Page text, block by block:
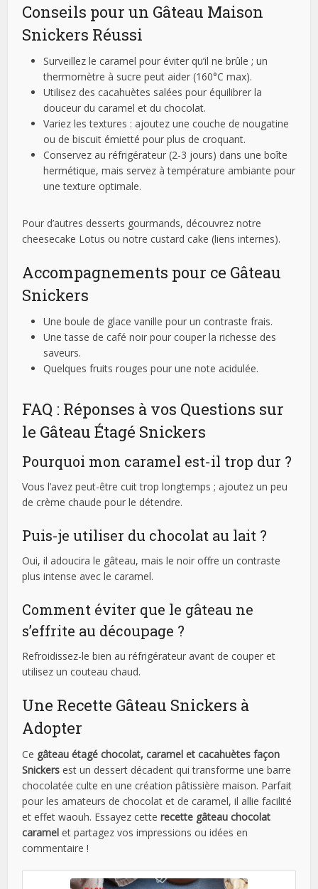
Conseils pour un Gâteau Maison
Snickers Réussi
Surveillez le caramel pour éviter qu’il ne brûle ; un
thermomètre à sucre peut aider (160°C max).
Utilisez des cacahuètes salées pour équilibrer la
douceur du caramel et du chocolat.
Variez les textures : ajoutez une couche de nougatine
ou de biscuit émietté pour plus de croquant.
Conservez au réfrigérateur (2-3 jours) dans une boîte
hermétique, mais servez à température ambiante pour
une texture optimale.
Pour d’autres desserts gourmands, découvrez notre
cheesecake Lotus ou notre custard cake (liens internes).
Accompagnements pour ce Gâteau
Snickers
Une boule de glace vanille pour un contraste frais.
Une tasse de café noir pour couper la richesse des
saveurs.
Quelques fruits rouges pour une note acidulée.
FAQ : Réponses à vos Questions sur
le Gâteau Étagé Snickers
Pourquoi mon caramel est-il trop dur ?
Vous l’avez peut-être cuit trop longtemps ; ajoutez un peu
de crème chaude pour le détendre.
Puis-je utiliser du chocolat au lait ?
Oui, il adoucira le gâteau, mais le noir offre un contraste
plus intense avec le caramel.
Comment éviter que le gâteau ne
s’effrite au découpage ?
Refroidissez-le bien au réfrigérateur avant de couper et
utilisez un couteau chaud.
Une Recette Gâteau Snickers à
Adopter
Ce gâteau étagé chocolat, caramel et cacahuètes façon
Snickers est un dessert décadent qui transforme une barre
chocolatée culte en une création pâtissière maison. Parfait
pour les amateurs de chocolat et de caramel, il allie facilité
et effet waouh. Essayez cetterecette gâteau chocolat
caramel et partagez vos impressions ou idées en
commentaire !